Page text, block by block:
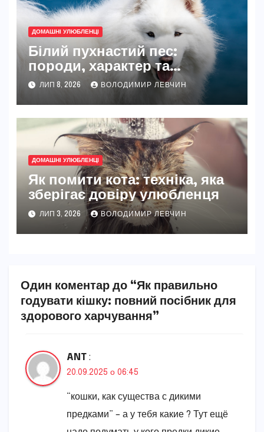
ДОМАШНІ УЛЮБЛЕНЦІ
Білий пухнастий пес:
породи, характер та
повноцінний догляд
ЛИП 8, 2026 ВОЛОДИМИР ЛЕВЧИН
ДОМАШНІ УЛЮБЛЕНЦІ
Як помити кота: техніка, яка
зберігає довіру улюбленця
ЛИП 3, 2026 ВОЛОДИМИР ЛЕВЧИН
Один коментар до “Як правильно
годувати кішку: повний посібник для
здорового харчування”
ANT :
20.09.2025 о 06:45
“кошки, как существа с дикими
предками” – а у тебя какие ? Тут ещё